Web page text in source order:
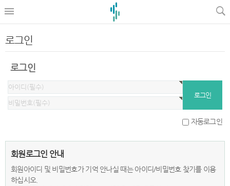
로그인
로그인
자동로그인
회원로그인 안내
회원아이디 및 비밀번호가 기억 안나실 때는 아이디/비밀번호 찾기를 이용
하십시오.